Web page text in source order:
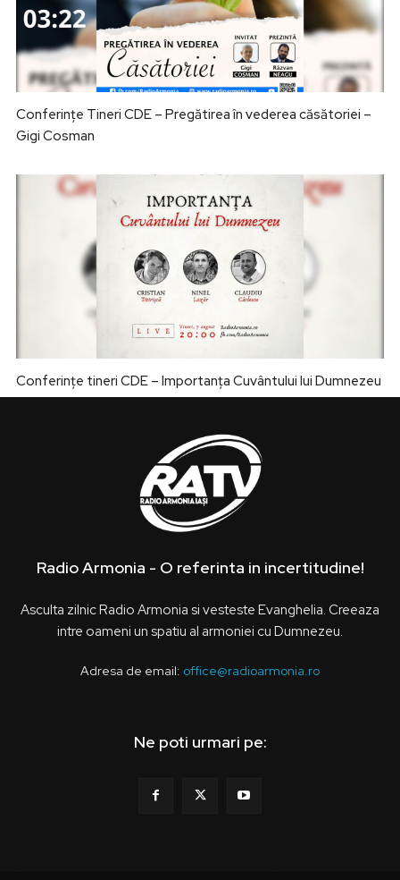
Conferințe Tineri CDE – Pregătirea în vederea căsătoriei –
Gigi Cosman
Conferințe tineri CDE – Importanța Cuvântului lui Dumnezeu
Radio Armonia - O referinta in incertitudine!
Asculta zilnic Radio Armonia si vesteste Evanghelia. Creeaza
intre oameni un spatiu al armoniei cu Dumnezeu.
Adresa de email: office@radioarmonia.ro
Ne poti urmari pe: